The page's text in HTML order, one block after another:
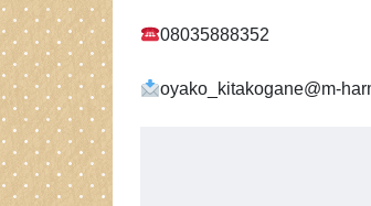
08035888352
oyako_kitakogane@m-